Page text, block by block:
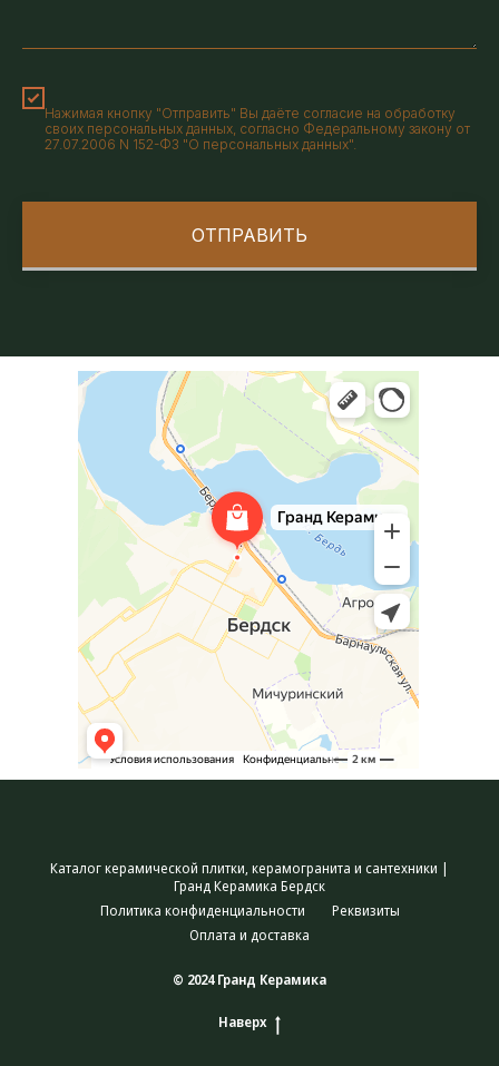
Нажимая кнопку "Отправить" Вы даёте согласие на обработку
своих персональных данных, согласно Федеральному закону от
27.07.2006 N 152-ФЗ "О персональных данных".
ОТПРАВИТЬ
Каталог керамической плитки, керамогранита и сантехники |
Гранд Керамика Бердск
Политика конфиденциальности
Реквизиты
Оплата и доставка
© 2024 Гранд Керамика
Наверх